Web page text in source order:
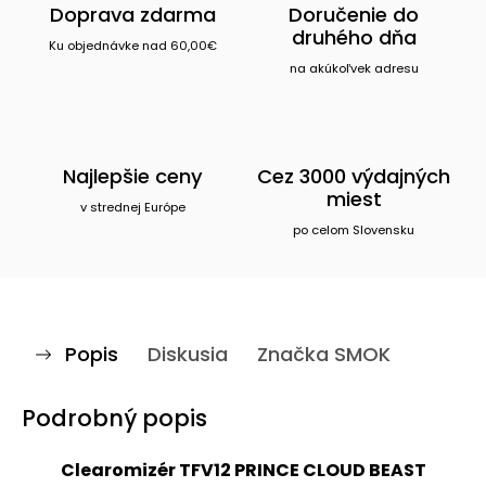
Doprava zdarma
Ku objednávke nad 60,00€
Doručenie do
druhého dňa
na akúkoľvek adresu
Najlepšie ceny
v strednej Európe
Cez 3000 výdajných
miest
po celom Slovensku
Popis Diskusia Značka SMOK
Podrobný popis
Clearomizér TFV12 PRINCE CLOUD BEAST